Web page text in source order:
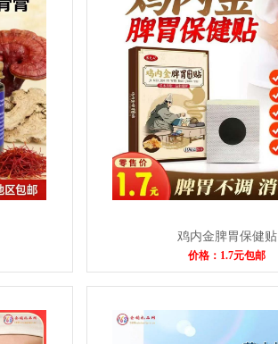
鸡内金脾胃保健贴
价格：1.7元包邮